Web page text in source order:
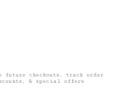
future checkouts, track order
& special offers